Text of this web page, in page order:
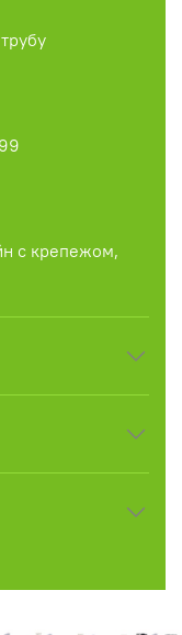
с крепежом,